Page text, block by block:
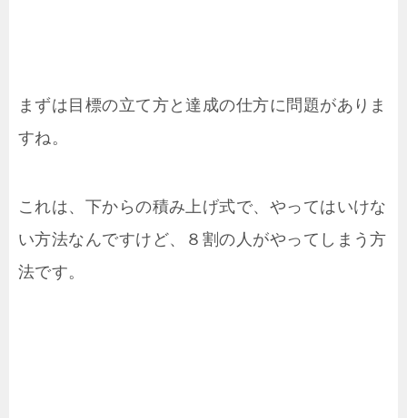
まずは目標の立て方と達成の仕方に問題がありま
すね。
これは、下からの積み上げ式で、やってはいけな
い方法なんですけど、８割の人がやってしまう方
法です。